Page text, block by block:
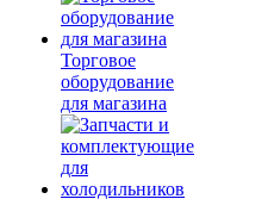
Торговое
оборудование
для магазина